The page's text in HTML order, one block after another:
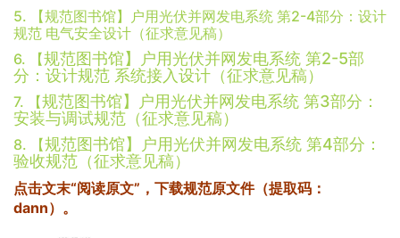
5. 【规范图书馆】户用光伏并网发电系统 第2-4部分：设计
规范 电气安全设计（征求意见稿）
6. 【规范图书馆】户用光伏并网发电系统 第2-5部
分：设计规范 系统接入设计（征求意见稿）
7. 【规范图书馆】户用光伏并网发电系统 第3部分：
安装与调试规范（征求意见稿）
8. 【规范图书馆】户用光伏并网发电系统 第4部分：
验收规范（征求意见稿）
点击文末“阅读原文”，下载规范原文件（提取码：
dann）。